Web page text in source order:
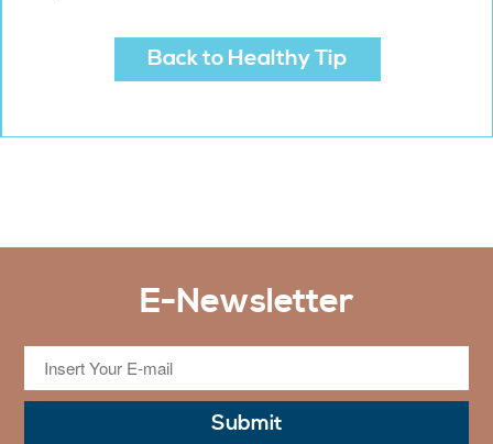
Back to Healthy Tip
E-Newsletter